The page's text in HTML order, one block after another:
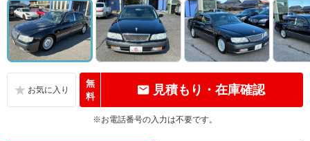
無
料
見積もり・在庫確認
※お電話番号の入力は不要です。